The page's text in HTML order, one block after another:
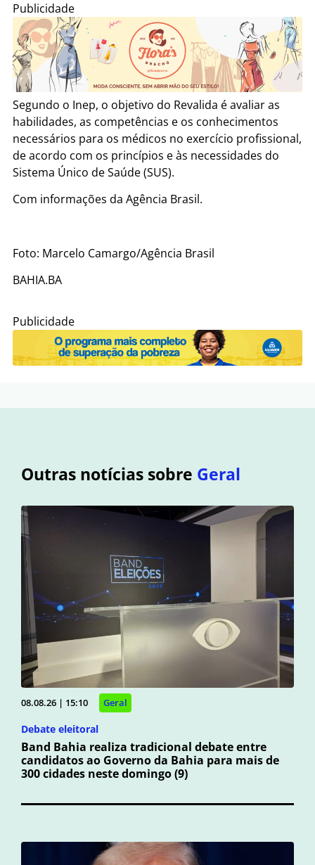
Publicidade
Segundo o Inep, o objetivo do Revalida é avaliar as
habilidades, as competências e os conhecimentos
necessários para os médicos no exercício profissional,
de acordo com os princípios e às necessidades do
Sistema Único de Saúde (SUS).
Com informações da Agência Brasil.
Foto: Marcelo Camargo/Agência Brasil
BAHIA.BA
Publicidade
Outras notícias sobre Geral
08.08.26 | 15:10 Geral
Debate eleitoral
Band Bahia realiza tradicional debate entre
candidatos ao Governo da Bahia para mais de
300 cidades neste domingo (9)